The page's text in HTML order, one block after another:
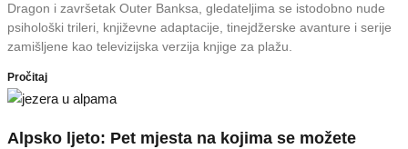
Dragon i završetak Outer Banksa, gledateljima se istodobno nude
psihološki trileri, književne adaptacije, tinejdžerske avanture i serije
zamišljene kao televizijska verzija knjige za plažu.
Pročitaj
Alpsko ljeto: Pet mjesta na kojima se možete